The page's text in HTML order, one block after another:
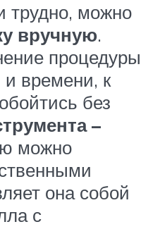
трудно, можно
вручную.
процедуры
времени, к
без
–
можно
она собой
с